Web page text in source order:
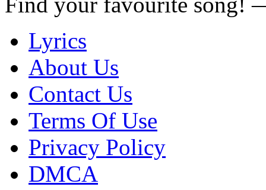
Lyrics
About Us
Contact Us
Terms Of Use
Privacy Policy
DMCA